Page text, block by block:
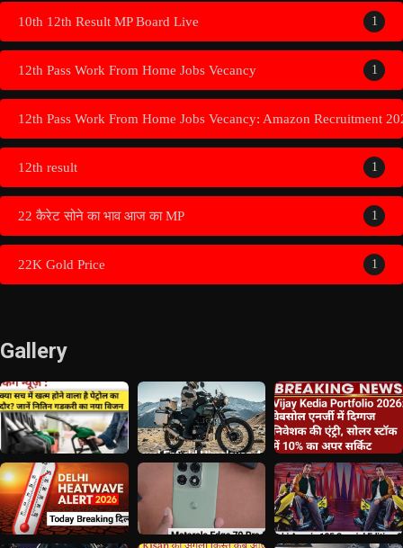
10th 12th Result MP Board Live 1
12th Pass Work From Home Jobs Vecancy 1
12th Pass Work From Home Jobs Vecancy: Amazon Recruitment
12th result 1
22 कैरेट सोने का भाव आज का MP 1
22K Gold Price 1
Gallery